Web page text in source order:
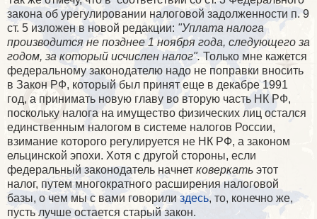
закона об урегулировании налоговой задолженности п. 9
ст. 5 изложен в новой редакции: "Уплата налога
производится не позднее 1 ноября года, следующего за
годом, за который исчислен налог".Только мне кажется
федеральному законодателю надо не поправки вносить
в Закон РФ, который был принят еще в декабре 1991
год, а принимать новую главу во вторую часть НК РФ,
поскольку налога на имущество физических лиц остался
единственным налогом в системе налогов России,
взимание которого регулируется не НК РФ, а законом
ельцинской эпохи. Хотя с другой стороны, если
федеральный законодатель начнет коверкать этот
налог, путем многократного расширения налоговой
базы, о чем мы с вами говорилиздесь, то, конечно же,
пусть лучше остается старый закон.